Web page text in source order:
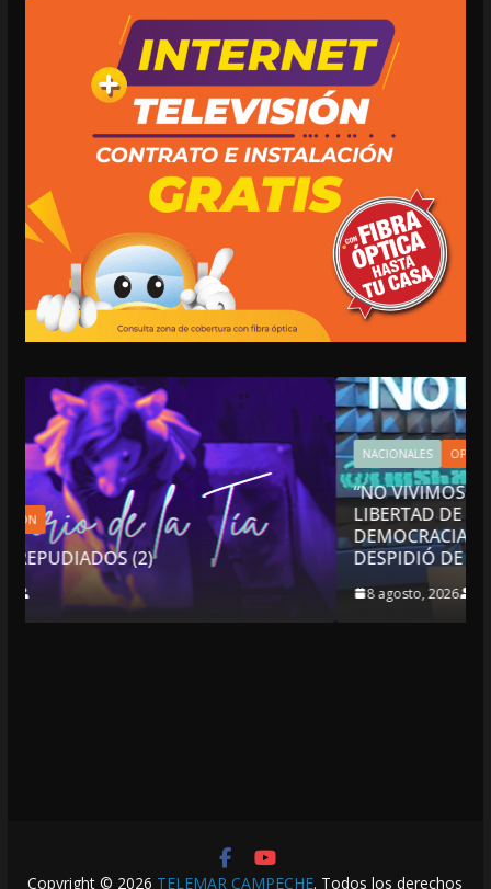
NACIONALES OPINIÓN
“NO VIVIMOS BUENOS TIEMPOS PARA LA
LIBERTAD DE EXPRESIÓN NI PARA LA
DEMOCRACIA EN MÉXICO”: LUIS
DESPIDIÓ DE MVS
8 agosto, 2026
Copyright © 2026 TELEMAR CAMPECHE. Todos los derechos